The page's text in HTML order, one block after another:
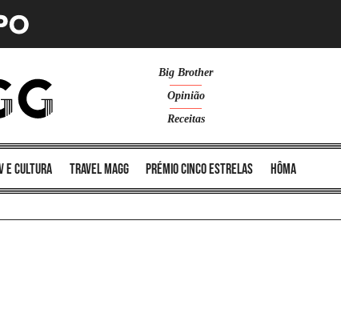
Big Brother
Opinião
Receitas
e cultura Travel MAGG Prémio Cinco Estrelas Hôma